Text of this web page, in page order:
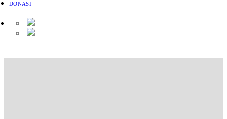
DONASI